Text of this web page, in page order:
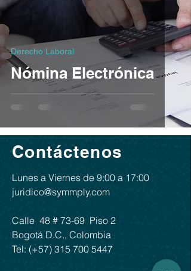
Nómina Electrónica
Derecho Laboral
Contáctenos
Lunes a Viernes de 9:00 a 17:00
juridico@symmply.com
Calle 48 # 73-69 ​​ Piso 2
Bogotá D.C., Colombia
Tel: (+57) 315 700 5447